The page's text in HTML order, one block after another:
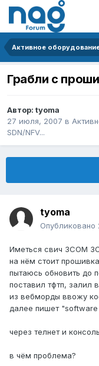
Грабли с
Автор: tyoma
27 июля, 2007 в
SDN/NFV...
tyoma
Опубликовано
Иметься свич 3COM
на нём стоит
пытаюсь обновить до
поставил тфтп, залил
из вебморды ввожу
далее пишет
через телнет и
в чём проблема?